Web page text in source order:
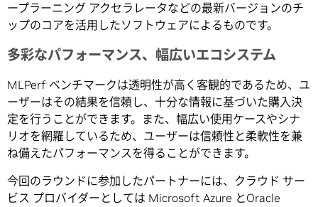
ープラーニング アクセラレータなどの最新バージョンのチ
ップのコアを活用したソフトウェアによるものです。
多彩なパフォーマンス、幅広いエコシステム
MLPerf ベンチマークは透明性が高く客観的であるため、ユ
ーザーはその結果を信頼し、十分な情報に基づいた購入決
定を行うことができます。また、幅広い使用ケースやシナ
リオを網羅しているため、ユーザーは信頼性と柔軟性を兼
ね備えたパフォーマンスを得ることができます。
今回のラウンドに参加したパートナーには、クラウド サー
ビス プロバイダーとしては Microsoft Azure とOracle